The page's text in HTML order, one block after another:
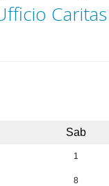
Caritas
Sab
1
8